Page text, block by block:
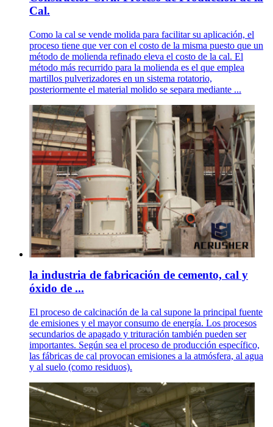
Cal.
Como la cal se vende molida para facilitar su aplicación, el
proceso tiene que ver con el costo de la misma puesto que un
método de molienda refinado eleva el costo de la cal. El
método más recurrido para la molienda es el que emplea
martillos pulverizadores en un sistema rotatorio,
posteriormente el material molido se separa mediante ...
la industria de fabricación de cemento, cal y
óxido de ...
El proceso de calcinación de la cal supone la principal fuente
de emisiones y el mayor consumo de energía. Los procesos
secundarios de apagado y trituración también pueden ser
importantes. Según sea el proceso de producción específico,
las fábricas de cal provocan emisiones a la atmósfera, al agua
y al suelo (como residuos).